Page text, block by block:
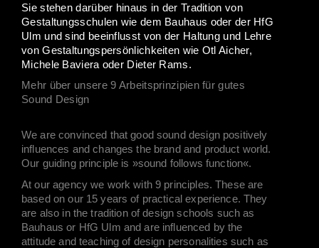
Sie stehen darüber hinaus in der Tradition von
Gestaltungsschulen wie dem Bauhaus oder der HfG
Ulm und sind beeinflusst von der Haltung und Lehre
von Gestaltungspersönlichkeiten wie Otl Aicher,
Michele Baviera oder Dieter Rams.
Mehr über unsere 9 Arbeitsprinzipien für gutes
Sound Design
We are convinced that good sound design positively
influences and changes the brand and product world.
Our guiding principle is »sound follows function«.
At our agency we work with 9 principles. These are
based on our 15 years of practical experience. They
are also in the tradition of design schools such as
Bauhaus or HfG Ulm and are influenced by the
attitude and teaching of design personalities such as